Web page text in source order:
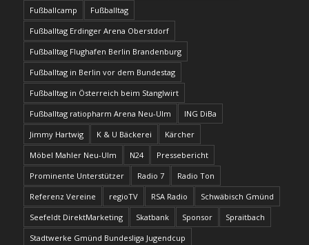
Fußballcamp
Fußballtag
Fußballtag Erdinger Arena Oberstdorf
Fußballtag Flughafen Berlin Brandenburg
Fußballtag in Berlin vor dem Bundestag
Fußballtag in Österreich beim Stanglwirt
Fußballtag ratiopharm Arena Neu-Ulm
ING DiBa
Jimmy Hartwig
K & U Bäckerei
Kärcher
Möbel Mahler Neu-Ulm
N24
Pressebericht
Prominente Unterstützer
Radio 7
Radio Ton
Referenz Vereine
regioTV RSA Radio
Schwäbisch Gmünd
Seefeldt DirektMarketing
Skatbank Sponsor
Spraitbach
Stadtwerke Gmünd Bundesliga Jugendcup